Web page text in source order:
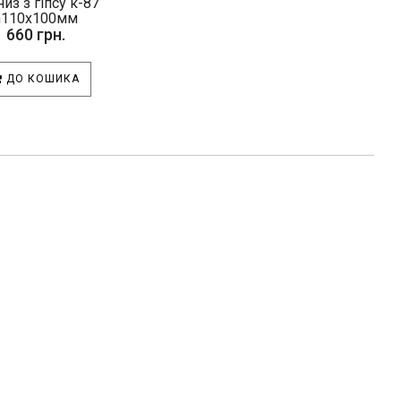
660 грн.
ДО КОШИКА